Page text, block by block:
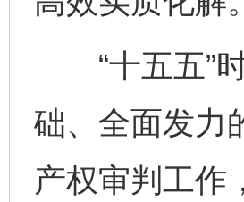
“十五五”时
础、全面发力
产权审判工作